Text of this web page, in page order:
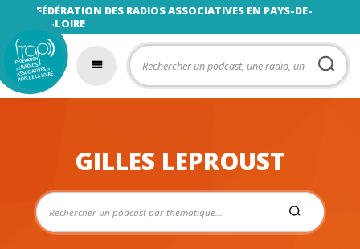
FÉDÉRATION DES RADIOS ASSOCIATIVES EN PAYS-DE-
LA-LOIRE
GILLES LEPROUST